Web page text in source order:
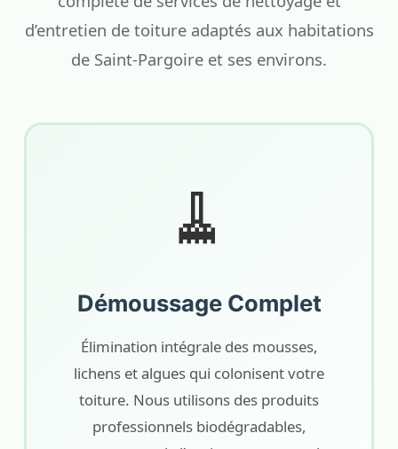
d’entretien de toiture adaptés aux habitations
de Saint-Pargoire et ses environs.
🧹
Démoussage Complet
Élimination intégrale des mousses,
lichens et algues qui colonisent votre
toiture. Nous utilisons des produits
professionnels biodégradables,